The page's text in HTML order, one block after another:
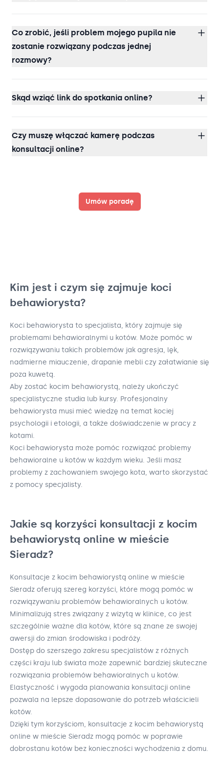
Co zrobić, jeśli problem mojego pupila nie
zostanie rozwiązany podczas jednej
rozmowy?
Skąd wziąć link do spotkania online?
Czy muszę włączać kamerę podczas
konsultacji online?
Umów poradę
Kim jest i czym się zajmuje koci
behawiorysta?
Koci behawiorysta to specjalista, który zajmuje się
problemami behawioralnymi u kotów. Może pomóc w
rozwiązywaniu takich problemów jak agresja, lęk,
nadmierne miauczenie, drapanie mebli czy załatwianie się
poza kuwetą.
Aby zostać kocim behawiorystą, należy ukończyć
specjalistyczne studia lub kursy. Profesjonalny
behawiorysta musi mieć wiedzę na temat kociej
psychologii i etologii, a także doświadczenie w pracy z
kotami.
Koci behawiorysta może pomóc rozwiązać problemy
behawioralne u kotów w każdym wieku. Jeśli masz
problemy z zachowaniem swojego kota, warto skorzystać
z pomocy specjalisty.
Jakie są korzyści konsultacji z kocim
behawiorystą online w mieście
Sieradz?
Konsultacje z kocim behawiorystą online w mieście
Sieradz oferują szereg korzyści, które mogą pomóc w
rozwiązywaniu problemów behawioralnych u kotów.
Minimalizują stres związany z wizytą w klinice, co jest
szczególnie ważne dla kotów, które są znane ze swojej
awersji do zmian środowiska i podróży.
Dostęp do szerszego zakresu specjalistów z różnych
części kraju lub świata może zapewnić bardziej skuteczne
rozwiązania problemów behawioralnych u kotów.
Elastyczność i wygoda planowania konsultacji online
pozwala na lepsze dopasowanie do potrzeb właścicieli
kotów.
Dzięki tym korzyściom, konsultacje z kocim behawiorystą
online w mieście Sieradz mogą pomóc w poprawie
dobrostanu kotów bez konieczności wychodzenia z domu.